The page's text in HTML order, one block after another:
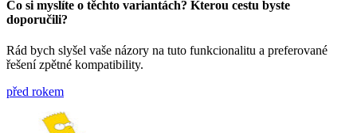
Co si myslíte o těchto variantách? Kterou cestu byste
doporučili?
Rád bych slyšel vaše názory na tuto funkcionalitu a preferované
řešení zpětné kompatibility.
před rokem